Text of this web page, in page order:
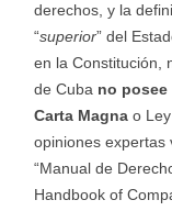
derechos, y la
“superior” del
en la Constitución,
de Cuba no
Carta Magna o
opiniones expertas
“Manual de
Handbook of